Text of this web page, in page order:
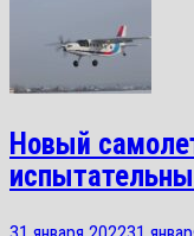
Новый